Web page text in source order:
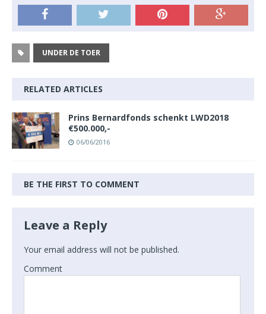
UNDER DE TOER
RELATED ARTICLES
Prins Bernardfonds schenkt LWD2018
€500.000,-
06/06/2016
BE THE FIRST TO COMMENT
Leave a Reply
Your email address will not be published.
Comment